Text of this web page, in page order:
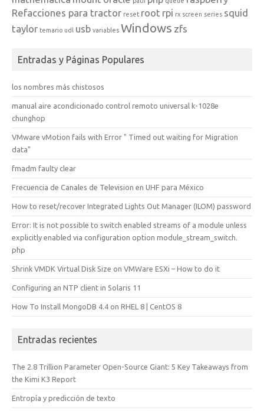
Refacciones para tractor reset root rpi rx screen series squid
taylor temario udl usb variables Windows zfs
Entradas y Páginas Populares
los nombres más chistosos
manual aire acondicionado control remoto universal k-1028e
chunghop
VMware vMotion fails with Error " Timed out waiting for Migration
data"
fmadm faulty clear
Frecuencia de Canales de Television en UHF para México
How to reset/recover Integrated Lights Out Manager (ILOM) password
Error: It is not possible to switch enabled streams of a module unless
explicitly enabled via configuration option module_stream_switch.
php
Shrink VMDK Virtual Disk Size on VMWare ESXi – How to do it
Configuring an NTP client in Solaris 11
How To Install MongoDB 4.4 on RHEL 8 | CentOS 8
Entradas recientes
The 2.8 Trillion Parameter Open-Source Giant: 5 Key Takeaways from
the Kimi K3 Report
Entropía y predicción de texto